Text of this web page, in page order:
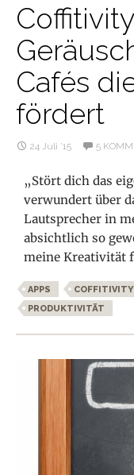
Cafés
fördert
24 Juli ’15 5
„Stört dich das
verwundert über
Lautsprecher in
absichtlich so
meine Kreativität
APPS COFFITIVITY
PRODUKTIVITÄT